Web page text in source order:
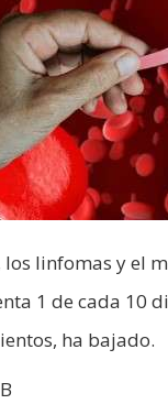
los linfomas y el
1 de cada 10
ha bajado.